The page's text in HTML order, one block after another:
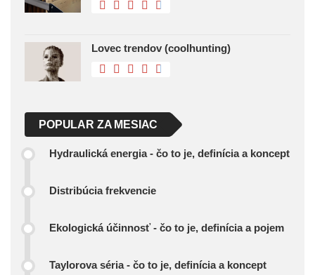
Lovec trendov (coolhunting)
POPULAR ZA MESIAC
Hydraulická energia - čo to je, definícia a koncept
Distribúcia frekvencie
Ekologická účinnosť - čo to je, definícia a pojem
Taylorova séria - čo to je, definícia a koncept